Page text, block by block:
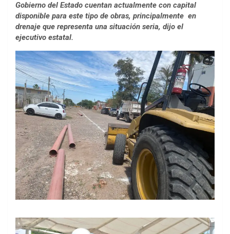
Gobierno del Estado cuentan actualmente con capital
disponible para este tipo de obras, principalmente en
drenaje que representa una situación seria, dijo el
ejecutivo estatal.